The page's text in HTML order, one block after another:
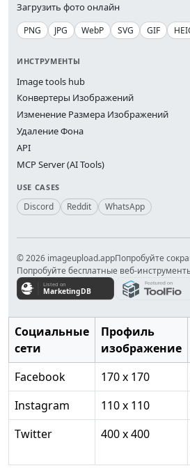
Загрузить фото онлайн
PNG JPG WebP SVG GIF
ИНСТРУМЕНТЫ
Image tools hub
Конвертеры Изображений
Изменение Размера Изображений
Удаление Фона
API
MCP Server (AI Tools)
USE CASES
Discord Reddit WhatsApp
© 2026 imageupload.appПопробуйте
Попробуйте бесплатные веб-
Социальные
сети
Профиль
изображение
Facebook
170 x 170
Instagram
110 x 110
Twitter
400 x 400